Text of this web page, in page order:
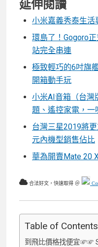
延伸閱讀
小米嘉義秀泰生
環島了！Gogoro
站完全串連
極致輕巧的6吋旗
開箱動手玩
小米AI音箱（台灣
題、遙控家電，一
台灣三星2019將
元內機型銷售佔比
華為開賣Mate 20
合法好文，快速取得 ＠
Table of Contents
到飛比價格找便宜☞☞